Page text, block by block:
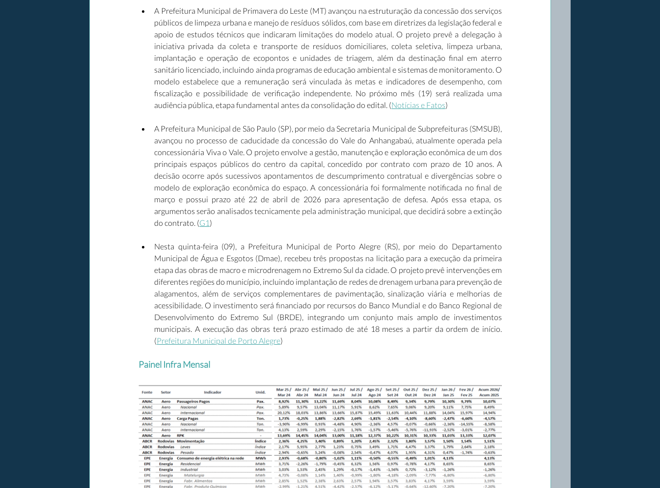
A Prefeitura Municipal de Primavera do Leste (MT) avançou na estruturação da concessão dos serviços
públicos de limpeza urbana e manejo de resíduos sólidos, com base em diretrizes da legislação federal e
apoio de estudos técnicos que indicaram limitações do modelo atual. O projeto prevê a delegação à
iniciativa privada da coleta e transporte de resíduos domiciliares, coleta seletiva, limpeza urbana,
implantação e operação de ecopontos e unidades de triagem, além da destinação final em aterro
sanitário licenciado, incluindo ainda programas de educação ambiental e sistemas de monitoramento. O
modelo estabelece que a remuneração será vinculada às metas e indicadores de desempenho, com
fiscalização e possibilidade de verificação independente. No próximo mês (19) será realizada uma
audiência pública, etapa fundamental antes da consolidação do edital. (Notícias e Fatos)
A Prefeitura Municipal de São Paulo (SP), por meio da Secretaria Municipal de Subprefeituras (SMSUB),
avançou no processo de caducidade da concessão do Vale do Anhangabaú, atualmente operada pela
concessionária Viva o Vale. O projeto envolve a gestão, manutenção e exploração econômica de um dos
principais espaços públicos do centro da capital, concedido por contrato com prazo de 10 anos. A
decisão ocorre após sucessivos apontamentos de descumprimento contratual e divergências sobre o
modelo de exploração econômica do espaço. A concessionária foi formalmente notificada no final de
março e possui prazo até 22 de abril de 2026 para apresentação de defesa. Após essa etapa, os
argumentos serão analisados tecnicamente pela administração municipal, que decidirá sobre a extinção
do contrato. (G1 )
Nesta quinta-feira (09), a Prefeitura Municipal de Porto Alegre (RS), por meio do Departamento
Municipal de Água e Esgotos (Dmae), recebeu três propostas na licitação para a execução da primeira
etapa das obras de macro e microdrenagem no Extremo Sul da cidade. O projeto prevê intervenções em
diferentes regiões do município, incluindo implantação de redes de drenagem urbana para prevenção de
alagamentos, além de serviços complementares de pavimentação, sinalização viária e melhorias de
acessibilidade. O investimento será financiado por recursos do Banco Mundial e do Banco Regional de
Desenvolvimento do Extremo Sul (BRDE), integrando um conjunto mais amplo de investimentos
municipais. A execução das obras terá prazo estimado de até 18 meses a partir da ordem de início.
(Prefeitura Municipal de Porto Alegre)
Painel Infra Mensal